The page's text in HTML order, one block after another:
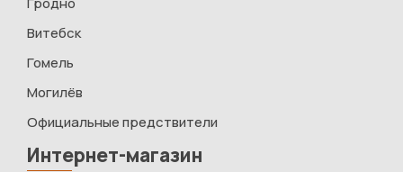
Витебск
Гомель
Могилёв
Официальные предствители
Интернет-магазин